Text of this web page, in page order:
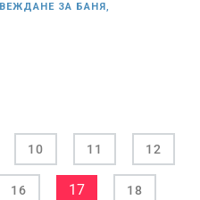
ЗА БАНЯ,
10 11 12
16 17 18